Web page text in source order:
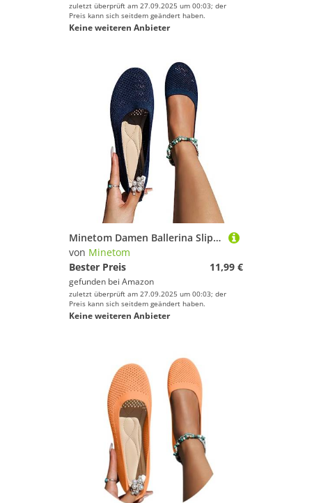
zuletzt überprüft am 27.09.2025 um 00:03; der
Preis kann sich seitdem geändert haben.
Keine weiteren Anbieter
Minetom Damen Ballerina Slip On Schuhe rutschfest Stricken Sneaker Bequem Atmungsaktiv Sommer Sportlich Frauen Flache Schuhe Komfort Flats Schuhe A Blau 40 EU
von Minetom
Bester Preis
11,99 €
gefunden bei Amazon
zuletzt überprüft am 27.09.2025 um 00:03; der
Preis kann sich seitdem geändert haben.
Keine weiteren Anbieter